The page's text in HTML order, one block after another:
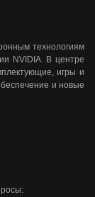
технологиям
NVIDIA. В центре
игры и
и новые